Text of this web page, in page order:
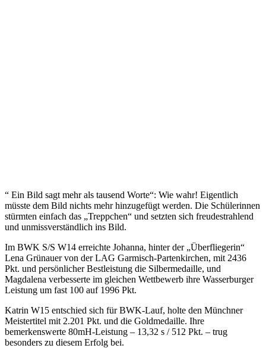
“ Ein Bild sagt mehr als tausend Worte“: Wie wahr! Eigentlich
müsste dem Bild nichts mehr hinzugefügt werden. Die Schülerinnen
stürmten einfach das „Treppchen“ und setzten sich freudestrahlend
und unmissverständlich ins Bild.
Im BWK S/S W14 erreichte Johanna, hinter der „Überfliegerin“
Lena Grünauer von der LAG Garmisch-Partenkirchen, mit 2436
Pkt. und persönlicher Bestleistung die Silbermedaille, und
Magdalena verbesserte im gleichen Wettbewerb ihre Wasserburger
Leistung um fast 100 auf 1996 Pkt.
Katrin W15 entschied sich für BWK-Lauf, holte den Münchner
Meistertitel mit 2.201 Pkt. und die Goldmedaille. Ihre
bemerkenswerte 80mH-Leistung – 13,32 s / 512 Pkt. – trug
besonders zu diesem Erfolg bei.